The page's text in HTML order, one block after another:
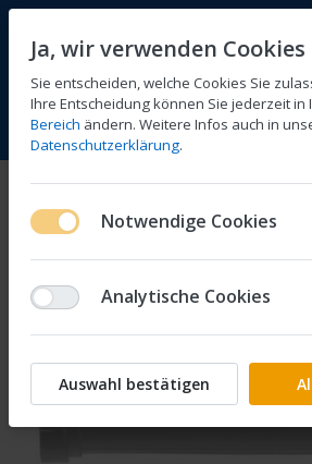
Menü Anmelden Vergleichen
Ja, wir verwenden Cookies
Sie entscheiden, welche Cookies Sie
Ihre Entscheidung können Sie jederzeit in
Bereich ändern. Weitere Infos auch in
Datenschutzerklärung.
Notwendige Cookies
Analytische Cookies
Auswahl bestätigen